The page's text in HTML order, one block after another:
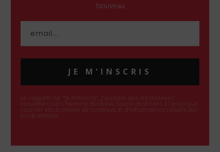
Nouveau
JE M'INSCRIS
En cliquant sur "Je m'inscris", j'accepte que les données
recueillies par L'Homme Nouveau soient destinées à l'envoi par
courrier électronique de contenus et d'informations relatifs aux
programmes.